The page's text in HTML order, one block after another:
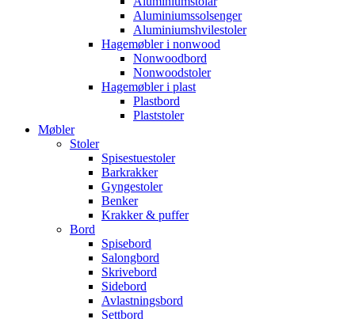
Aluminiumssolsenger
Aluminiumshvilestoler
Hagemøbler i nonwood
Nonwoodbord
Nonwoodstoler
Hagemøbler i plast
Plastbord
Plaststoler
Møbler
Stoler
Spisestuestoler
Barkrakker
Gyngestoler
Benker
Krakker & puffer
Bord
Spisebord
Salongbord
Skrivebord
Sidebord
Avlastningsbord
Settbord